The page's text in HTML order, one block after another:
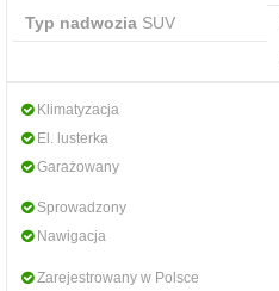
Typ nadwozia SUV
Klimatyzacja
El. lusterka
Garażowany
Sprowadzony
Nawigacja
Zarejestrowany w Polsce